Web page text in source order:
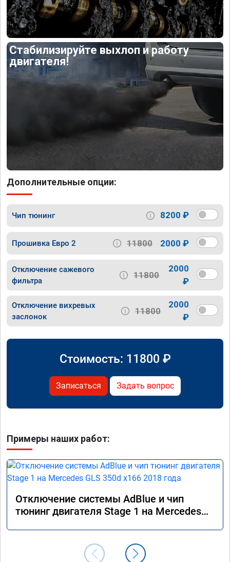
Стабилизируйте выхлоп и работу
двигателя!
Дополнительные опции:
Чип тюнинг 8200 ₽
Прошивка Евро 2 11800 2000 ₽
Отключение сажевого
фильтра
11800
2000
₽
Отключение вихревых
заслонок
11800
2000
₽
Стоимость: 11800 ₽
Записаться Задать вопрос
Примеры наших работ:
Отключение системы AdBlue и чип
тюнинг двигателя Stage 1 на Mercedes